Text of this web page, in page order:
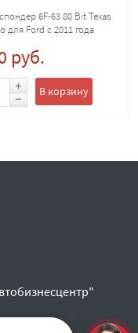
6F-63 80 Bit Texas
для Ford с 2011 года
руб.
В корзину